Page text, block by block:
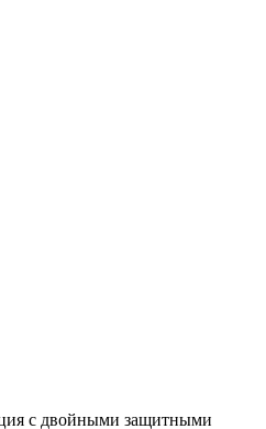
с двойными защитными